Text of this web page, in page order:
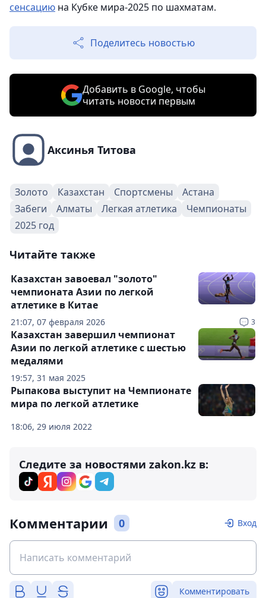
сенсацию на Кубке мира-2025 по шахматам.
Поделитесь новостью
Добавить в Google, чтобы
читать новости первым
Аксинья Титова
Золото Казахстан Спортсмены
Астана
Забеги
Алматы Легкая атлетика
Чемпионаты
2025 год
Читайте также
21:07, 07 февраля 2026 3
Казахстан завоевал "золото"
чемпионата Азии по легкой
атлетике в Китае
19:57, 31 мая 2025
Казахстан завершил чемпионат
Азии по легкой атлетике с шестью
медалями
18:06, 29 июля 2022
Рыпакова выступит на Чемпионате
мира по легкой атлетике
Следите за новостями zakon.kz в:
Комментарии 0 Вход
Комментировать